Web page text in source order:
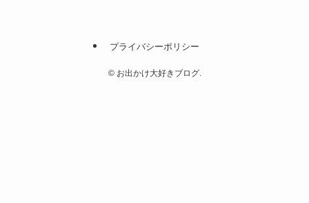
プライバシーポリシー
©お出かけ大好きブログ.